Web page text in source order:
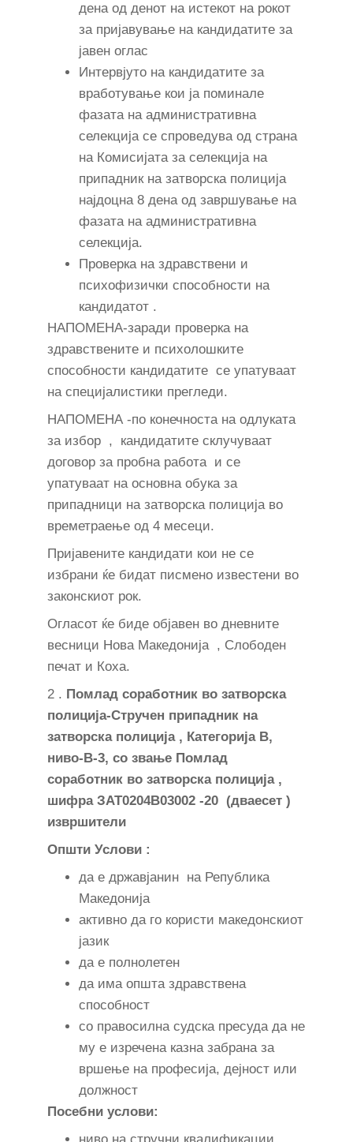
дена од денот на истекот на рокот
за пријавување на кандидатите за
јавен оглас
Интервјуто на кандидатите за
вработување кои ја поминале
фазата на административна
селекција се спроведува од страна
на Комисијата за селекција на
припадник на затворска полиција
најдоцна 8 дена од завршување на
фазата на административна
селекција.
Проверка на здравствени и
психофизички способности на
кандидатот .
НАПОМЕНА-заради проверка на
здравствените и психолошките
способности кандидатите се упатуваат
на специјалистики прегледи.
НАПОМЕНА -по конечноста на одлуката
за избор , кандидатите склучуваат
договор за пробна работа и се
упатуваат на основна обука за
припадници на затворска полиција во
времетраење од 4 месеци.
Пријавените кандидати кои не се
избрани ќе бидат писмено известени во
законскиот рок.
Огласот ќе биде објавен во дневните
весници Нова Македонија , Слободен
печат и Коха.
2 . Помлад соработник во затворска
полиција-Стручен припадник на
затворска полиција , Категорија В,
ниво-В-3, со звање Помлад
соработник во затворска полиција ,
шифра ЗАТ0204В03002 -20 (дваесет )
извршители
Општи Услови :
да е државјанин на Република
Македонија
активно да го користи македонскиот
јазик
да е полнолетен
да има општа здравствена
способност
со правосилна судска пресуда да не
му е изречена казна забрана за
вршење на професија, дејност или
должност
Пoсебни услови: